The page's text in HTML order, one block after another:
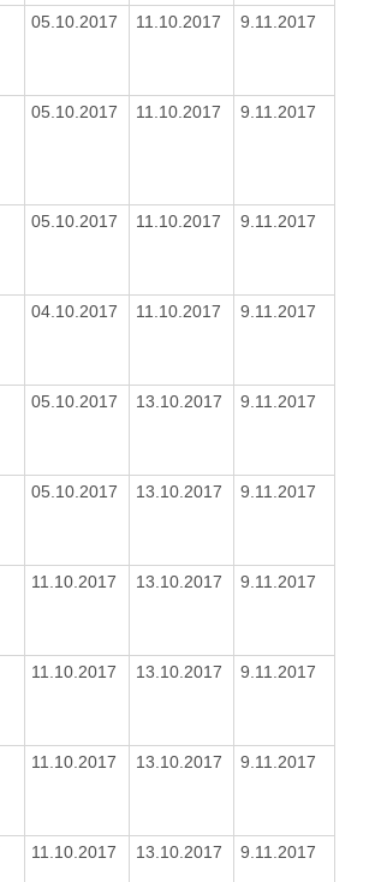
05.10.2017 11.10.2017 9.11.2017
05.10.2017 11.10.2017 9.11.2017
05.10.2017 11.10.2017 9.11.2017
04.10.2017 11.10.2017 9.11.2017
05.10.2017 13.10.2017 9.11.2017
05.10.2017 13.10.2017 9.11.2017
11.10.2017 13.10.2017 9.11.2017
11.10.2017 13.10.2017 9.11.2017
11.10.2017 13.10.2017 9.11.2017
11.10.2017 13.10.2017 9.11.2017